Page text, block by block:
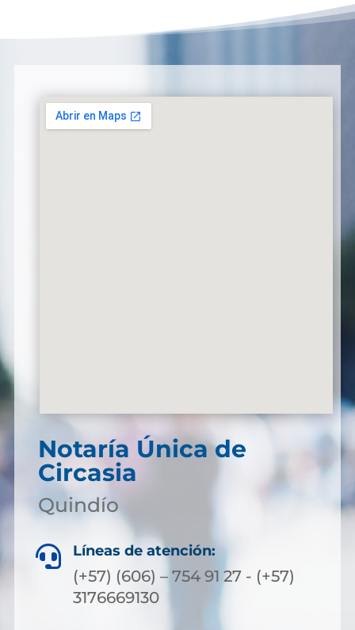
Notaría Única de
Circasia
Quindío
 Líneas de atención:
(+57) (606) – 754 91 27 - (+57)
3176669130